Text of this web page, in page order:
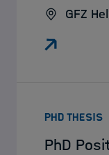
GFZ
PHD THESIS:
PhD